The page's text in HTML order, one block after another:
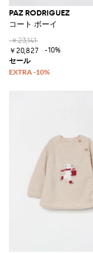
PAZ RODRIGUEZ
コート ボーイ
￥23,141
￥20,827
-10%